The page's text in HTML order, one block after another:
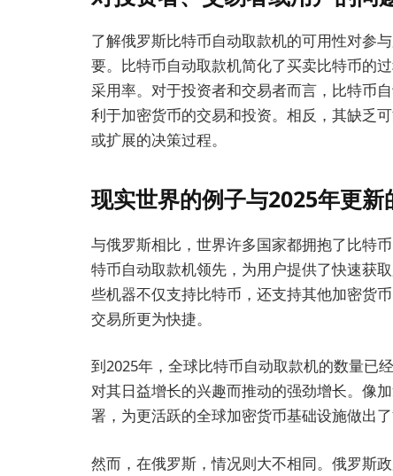
了解俄罗斯比特币自动取款机的可用性对参
要。比特币自动取款机简化了买卖比特币的
采用率。对于投资者和交易者而言，比特币
利于加密货币的交易和投资。相反，其缺乏
或扩展的决策过程。
现实世界的例子与2025年更新
与俄罗斯相比，世界许多国家都拥抱了比特
特币自动取款机领先，为用户提供了快速获
些机器不仅支持比特币，还支持其他加密货
交易所更为快捷。
到2025年，全球比特币自动取款机的数量已
对其日益增长的兴趣而推动的强劲增长。像
署，为更活跃的全球加密货币基础设施做出了
然而，在俄罗斯，情况则大不相同。俄罗斯